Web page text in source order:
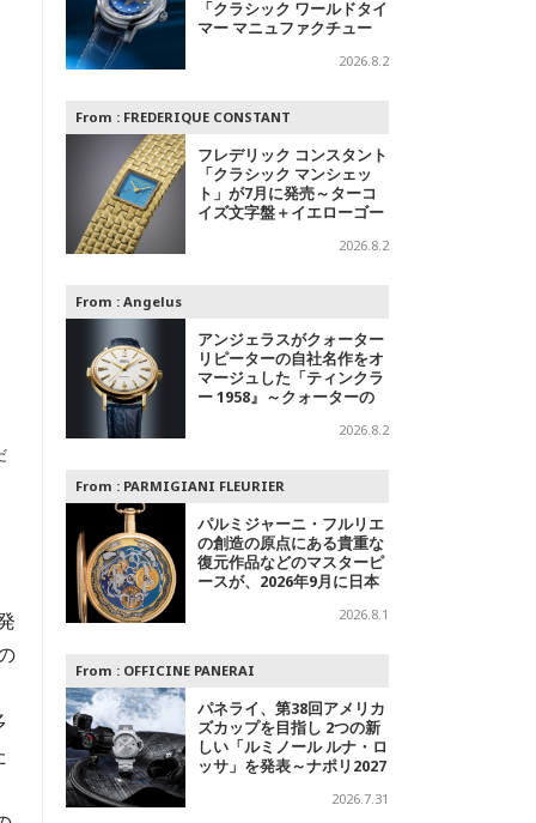
「クラシック ワールドタイ
マー マニュファクチュー
2026.8.2
From : FREDERIQUE CONSTANT
フレデリック コンスタント
「クラシック マンシェッ
ト」が7月に発売～ターコ
イズ文字盤＋イエローゴー
字盤＋スチールの2モデル
2026.8.2
From : Angelus
アンジェラスがクォーター
リピーターの自社名作をオ
マージュした「ティンクラ
ー 1958』～クォーターの
2026.8.2
From : PARMIGIANI FLEURIER
パルミジャーニ・フルリエ
の創造の原点にある貴重な
復元作品などのマスターピ
ースが、2026年9月に日本
2026.8.1
From : OFFICINE PANERAI
パネライ、第38回アメリカ
ズカップを目指し 2つの新
しい「ルミノール ルナ・ロ
ッサ」を発表～ナポリ2027
2026.7.31